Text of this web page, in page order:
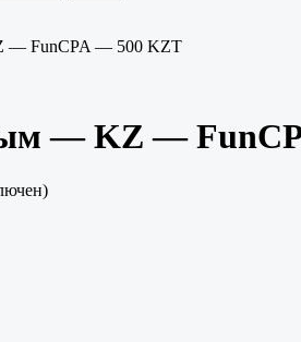
— FunCPA — 500 KZT
— KZ —